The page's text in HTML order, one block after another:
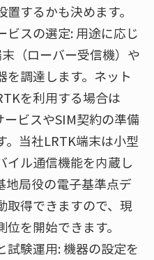
置するかも決めます。
ビスの選定: 用途に応じ
（ローバー受信機）や
を調達します。ネット
を利用する場合は
ービスやSIM契約の準備
。当社LRTK端末は小型
イル通信機能を内蔵し
地局役の電子基準点デ
取得できますので、現
位を開始できます。
試験運用: 機器の設定を